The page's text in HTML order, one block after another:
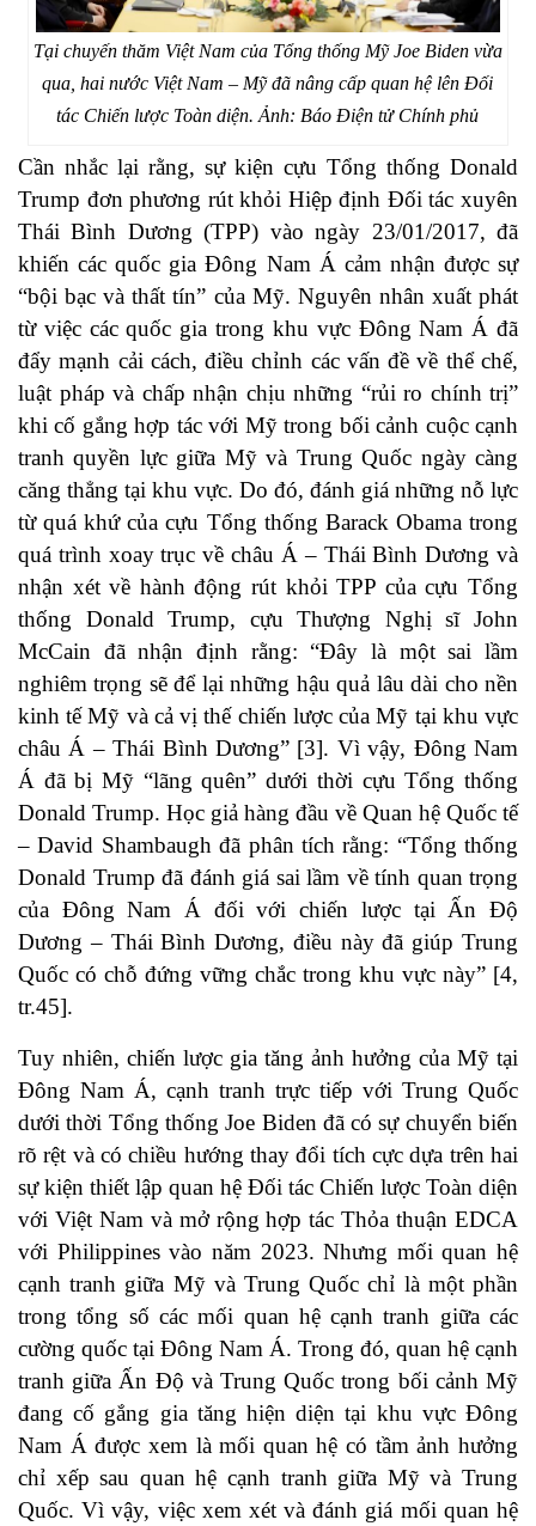
Tại chuyến thăm Việt Nam của Tổng thống Mỹ Joe Biden vừa
qua, hai nước Việt Nam – Mỹ đã nâng cấp quan hệ lên Đối
tác Chiến lược Toàn diện. Ảnh: Báo Điện tử Chính phủ
Cần nhắc lại rằng, sự kiện cựu Tổng thống Donald
Trump đơn phương rút khỏi Hiệp định Đối tác xuyên
Thái Bình Dương (TPP) vào ngày 23/01/2017, đã
khiến các quốc gia Đông Nam Á cảm nhận được sự
“bội bạc và thất tín” của Mỹ. Nguyên nhân xuất phát
từ việc các quốc gia trong khu vực Đông Nam Á đã
đẩy mạnh cải cách, điều chỉnh các vấn đề về thể chế,
luật pháp và chấp nhận chịu những “rủi ro chính trị”
khi cố gắng hợp tác với Mỹ trong bối cảnh cuộc cạnh
tranh quyền lực giữa Mỹ và Trung Quốc ngày càng
căng thẳng tại khu vực. Do đó, đánh giá những nỗ lực
từ quá khứ của cựu Tổng thống Barack Obama trong
quá trình xoay trục về châu Á – Thái Bình Dương và
nhận xét về hành động rút khỏi TPP của cựu Tổng
thống Donald Trump, cựu Thượng Nghị sĩ John
McCain đã nhận định rằng: “Đây là một sai lầm
nghiêm trọng sẽ để lại những hậu quả lâu dài cho nền
kinh tế Mỹ và cả vị thế chiến lược của Mỹ tại khu vực
châu Á – Thái Bình Dương” [3]. Vì vậy, Đông Nam
Á đã bị Mỹ “lãng quên” dưới thời cựu Tổng thống
Donald Trump. Học giả hàng đầu về Quan hệ Quốc tế
– David Shambaugh đã phân tích rằng: “Tổng thống
Donald Trump đã đánh giá sai lầm về tính quan trọng
của Đông Nam Á đối với chiến lược tại Ấn Độ
Dương – Thái Bình Dương, điều này đã giúp Trung
Quốc có chỗ đứng vững chắc trong khu vực này” [4,
tr.45].
Tuy nhiên, chiến lược gia tăng ảnh hưởng của Mỹ tại
Đông Nam Á, cạnh tranh trực tiếp với Trung Quốc
dưới thời Tổng thống Joe Biden đã có sự chuyển biến
rõ rệt và có chiều hướng thay đổi tích cực dựa trên hai
sự kiện thiết lập quan hệ Đối tác Chiến lược Toàn diện
với Việt Nam và mở rộng hợp tác Thỏa thuận EDCA
với Philippines vào năm 2023. Nhưng mối quan hệ
cạnh tranh giữa Mỹ và Trung Quốc chỉ là một phần
trong tổng số các mối quan hệ cạnh tranh giữa các
cường quốc tại Đông Nam Á. Trong đó, quan hệ cạnh
tranh giữa Ấn Độ và Trung Quốc trong bối cảnh Mỹ
đang cố gắng gia tăng hiện diện tại khu vực Đông
Nam Á được xem là mối quan hệ có tầm ảnh hưởng
chỉ xếp sau quan hệ cạnh tranh giữa Mỹ và Trung
Quốc. Vì vậy, việc xem xét và đánh giá mối quan hệ